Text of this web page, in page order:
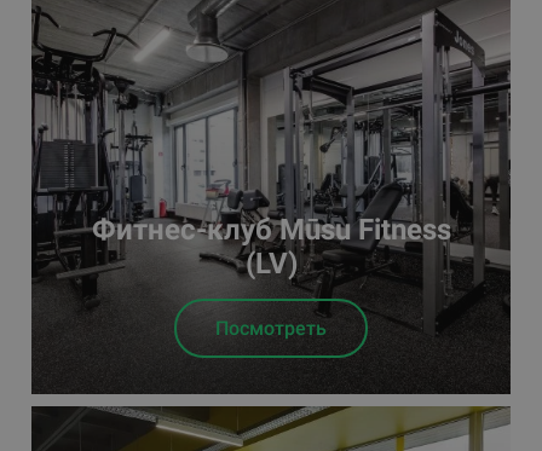
Фитнес-клуб Mūsu Fitness
(LV)
Посмотреть